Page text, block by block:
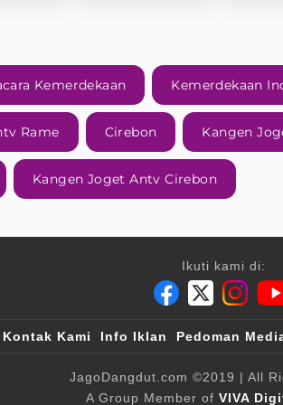
Kemerdekaan Kemerdekaan
Rame Cirebon Kangen
Kangen Joget Antv Cirebon
Ikuti kami di:
Kontak Kami Info Iklan Pedoman
JagoDangdut.com ©2019 | All
A Group Member of VIVA